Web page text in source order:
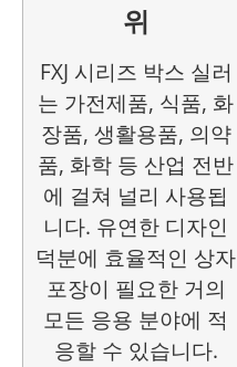
위
FXJ 시리즈 박스 실러
는 가전제품, 식품, 화
장품, 생활용품, 의약
품, 화학 등 산업 전반
에 걸쳐 널리 사용됩
니다. 유연한 디자인
덕분에 효율적인 상자
포장이 필요한 거의
모든 응용 분야에 적
응할 수 있습니다.